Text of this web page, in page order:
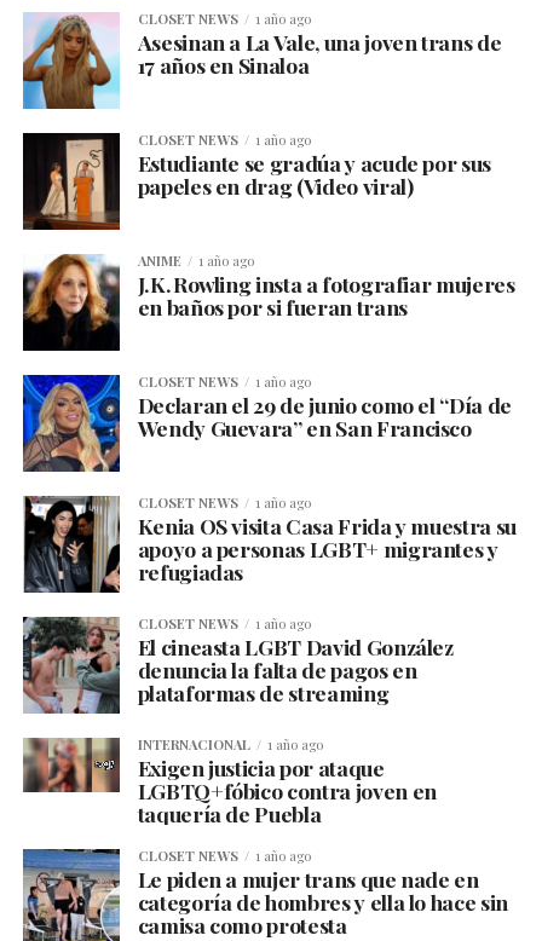
CLOSET NEWS 1 año ago
Asesinan a La Vale, una joven trans de
17 años en Sinaloa
CLOSET NEWS 1 año ago
Estudiante se gradúa y acude por sus
papeles en drag (Video viral)
ANIME 1 año ago
J.K. Rowling insta a fotografiar mujeres
en baños por si fueran trans
CLOSET NEWS 1 año ago
Declaran el 29 de junio como el “Día de
Wendy Guevara” en San Francisco
CLOSET NEWS 1 año ago
Kenia OS visita Casa Frida y muestra su
apoyo a personas LGBT+ migrantes y
refugiadas
CLOSET NEWS 1 año ago
El cineasta LGBT David González
denuncia la falta de pagos en
plataformas de streaming
INTERNACIONAL 1 año ago
Exigen justicia por ataque
LGBTQ+fóbico contra joven en
taquería de Puebla
CLOSET NEWS 1 año ago
Le piden a mujer trans que nade en
categoría de hombres y ella lo hace sin
camisa como protesta